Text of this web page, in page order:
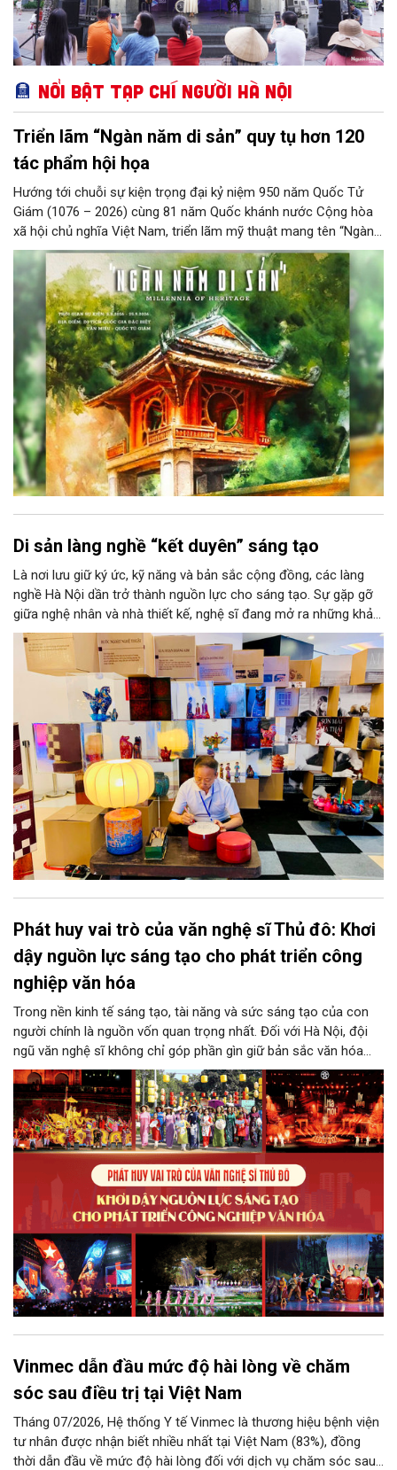
Nổi bật Tạp chí Người Hà Nội
Triển lãm “Ngàn năm di sản” quy tụ hơn 120
tác phẩm hội họa
Hướng tới chuỗi sự kiện trọng đại kỷ niệm 950 năm Quốc Tử
Giám (1076 – 2026) cùng 81 năm Quốc khánh nước Cộng hòa
xã hội chủ nghĩa Việt Nam, triển lãm mỹ thuật mang tên “Ngàn
năm di sản” sẽ chính thức khai mạc vào ngày 8/8 tại Nhà Thái
Học, Di tích Quốc gia đặc biệt Văn Miếu – Quốc Tử Giám. Sự
kiện kéo dài đến ngày 25/9/2026 hứa hẹn trở thành điểm đến
văn hóa đầy sức hút, góp phần làm phong phú đời sống nghệ
thuật của Thủ đô trong mùa thu này.
Di sản làng nghề “kết duyên” sáng tạo
Là nơi lưu giữ ký ức, kỹ năng và bản sắc cộng đồng, các làng
nghề Hà Nội dần trở thành nguồn lực cho sáng tạo. Sự gặp gỡ
giữa nghệ nhân và nhà thiết kế, nghệ sĩ đang mở ra những khả
năng phát triển mới cho thủ công đương đại trên nền tảng di
sản. Từ những cuộc “kết duyên” đầy cảm hứng ấy, Hà Nội đang
khơi thông mạch ngầm của hệ sinh thái thủ công, biến vốn cổ
thành động lực bền vững cho tương lai.
Phát huy vai trò của văn nghệ sĩ Thủ đô: Khơi
dậy nguồn lực sáng tạo cho phát triển công
nghiệp văn hóa
Trong nền kinh tế sáng tạo, tài năng và sức sáng tạo của con
người chính là nguồn vốn quan trọng nhất. Đối với Hà Nội, đội
ngũ văn nghệ sĩ không chỉ góp phần gìn giữ bản sắc văn hóa
mà còn giữ vai trò trung tâm trong quá trình hình thành các sản
phẩm công nghiệp văn hóa có giá trị. Khơi dậy, phát huy và tạo
điều kiện để nguồn lực sáng tạo ấy phát triển sẽ là “chìa khóa”
để Hà Nội khai thác hiệu quả tiềm năng văn hóa, nâng cao năng
lực cạnh tranh và khẳng định vị thế của một trung tâm sáng tạo
trong kỷ nguyên mới.
Vinmec dẫn đầu mức độ hài lòng về chăm
sóc sau điều trị tại Việt Nam
Tháng 07/2026, Hệ thống Y tế Vinmec là thương hiệu bệnh viện
tư nhân được nhận biết nhiều nhất tại Việt Nam (83%), đồng
thời dẫn đầu về mức độ hài lòng đối với dịch vụ chăm sóc sau